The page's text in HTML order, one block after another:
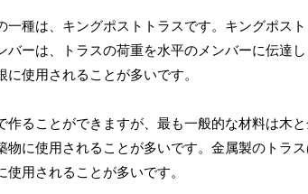
一種は、キングポストトラスです。キングポス
バーは、トラスの荷重を水平のメンバーに伝達
使用されることが多いです。
作ることができますが、最も一般的な材料は木
物に使用されることが多いです。金属製のトラ
用されることが多いです。